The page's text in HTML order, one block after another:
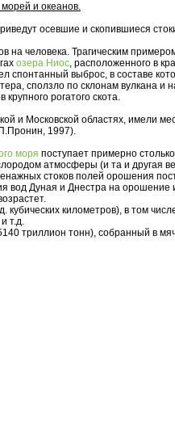
и океанов.
осевшие и скопившиеся
на человека. Трагическим
озера Ниос, расположенного в
спонтанный выброс, в составе
сползло по склонам вулкана и
крупного рогатого скота.
и Московской областях, имели
1997).
моря поступает примерно
атмосферы (и та и другая
стоков полей орошения
вод Дуная и Днестра на
километров), в том
т.д.
триллион тонн), собранный в